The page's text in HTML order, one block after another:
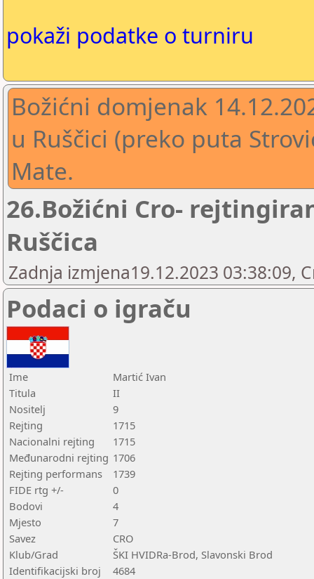
pokaži podatke o turniru
Božićni domjenak
u Ruščici (preko puta
Mate.
26.Božićni Cro-
Ruščica
Zadnja izmjena19.12.2023 03:38:09,
Podaci o igraču
Ime
Martić Ivan
Titula
II
Nositelj
9
Rejting
1715
Nacionalni rejting
1715
Međunarodni rejting 1706
Rejting performans
1739
FIDE rtg +/-
0
Bodovi
4
Mjesto
7
Savez
CRO
Klub/Grad
ŠKI HVIDRa-Brod, Slavonski Brod
Identifikacijski broj
4684